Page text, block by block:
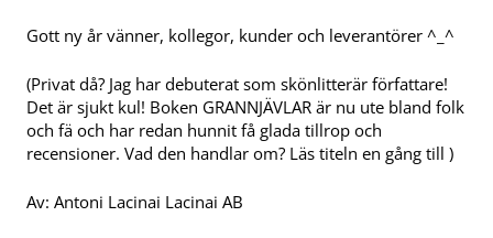
Gott ny år vänner, kollegor, kunder och leverantörer ^_^
(Privat då? Jag har debuterat som skönlitterär författare!
Det är sjukt kul! Boken GRANNJÄVLAR är nu ute bland folk
och fä och har redan hunnit få glada tillrop och
recensioner. Vad den handlar om? Läs titeln en gång till )
Av: Antoni Lacinai Lacinai AB